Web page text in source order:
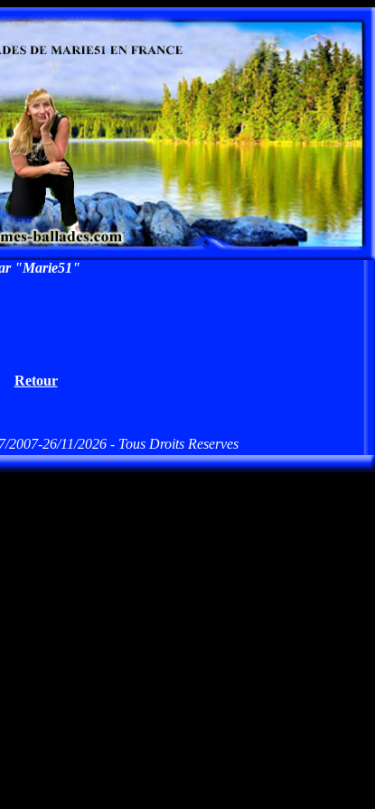
"Marie51"
Retour
2007-26/11/2026 - Tous Droits Reserves